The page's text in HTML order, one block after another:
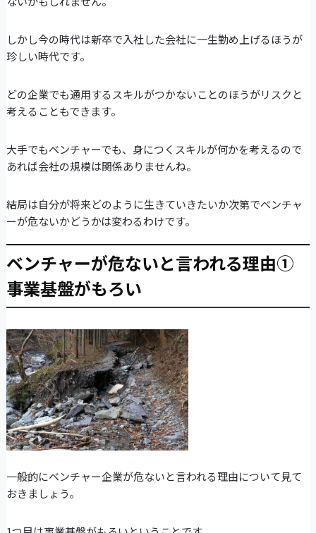
しかし今の時代は新卒で入社した会社に一生勤め上げるほうが
珍しい時代です。
どの企業でも通用するスキルがつかないことのほうがリスクと
考えることもできます。
大手でもベンチャーでも、身につくスキルが何かを考えるので
あれば会社の規模は関係ありませんね。
結局は自分が将来どのように生きていきたいか次第でベンチャ
ーが危ないかどうかは変わるわけです。
ベンチャーが危ないと言われる理由①
事業基盤がもろい
一般的にベンチャー企業が危ないと言われる理由について見て
おきましょう。